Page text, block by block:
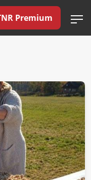
Premium